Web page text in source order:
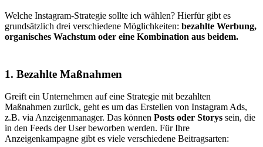
Welche Instagram-Strategie sollte ich wählen? Hierfür gibt es
grundsätzlich drei verschiedene Möglichkeiten: bezahlte Werbung,
organisches Wachstum oder eine Kombination aus beidem.
1. Bezahlte Maßnahmen
Greift ein Unternehmen auf eine Strategie mit bezahlten
Maßnahmen zurück, geht es um das Erstellen von Instagram Ads,
z.B. via Anzeigenmanager. Das können Posts oder Storys sein, die
in den Feeds der User beworben werden. Für Ihre
Anzeigenkampagne gibt es viele verschiedene Beitragsarten: